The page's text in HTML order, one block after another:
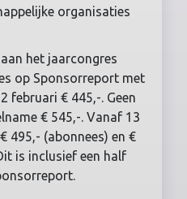
organisaties
het jaarcongres
op Sponsorreport met
februari € 445,-. Geen
€ 545,-. Vanaf 13
495,- (abonnees) en €
is inclusief een half